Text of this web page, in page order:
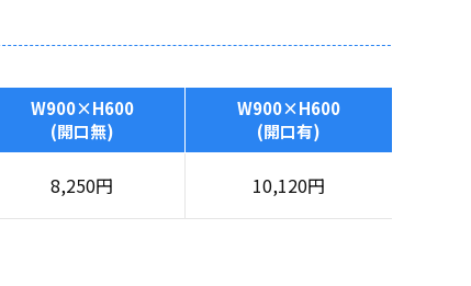
W900×H600
(開口無)
W900×H600
(開口有)
8,250円 10,120円